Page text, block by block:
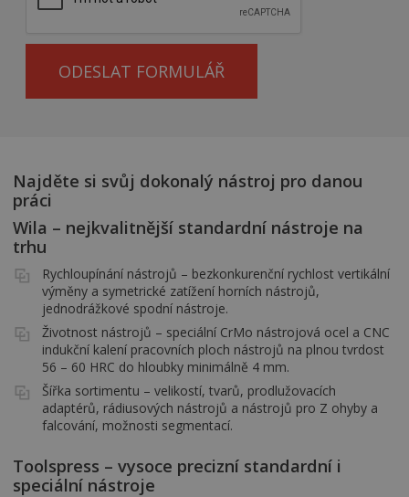
ODESLAT FORMULÁŘ
Najděte si svůj dokonalý nástroj pro danou
práci
Wila – nejkvalitnější standardní nástroje na
trhu
Rychloupínání nástrojů – bezkonkurenční rychlost vertikální
výměny a symetrické zatížení horních nástrojů,
jednodrážkové spodní nástroje.
Životnost nástrojů – speciální CrMo nástrojová ocel a CNC
indukční kalení pracovních ploch nástrojů na plnou tvrdost
56 – 60 HRC do hloubky minimálně 4 mm.
Šířka sortimentu – velikostí, tvarů, prodlužovacích
adaptérů, rádiusových nástrojů a nástrojů pro Z ohyby a
falcování, možnosti segmentací.
Toolspress – vysoce precizní standardní i
speciální nástroje